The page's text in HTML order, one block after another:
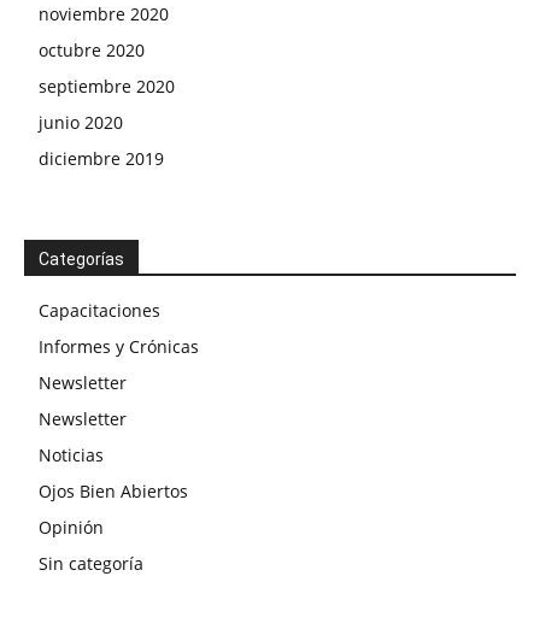
noviembre 2020
octubre 2020
septiembre 2020
junio 2020
diciembre 2019
Categorías
Capacitaciones
Informes y Crónicas
Newsletter
Newsletter
Noticias
Ojos Bien Abiertos
Opinión
Sin categoría